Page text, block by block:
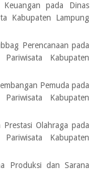
Keuangan pada Dinas
Kabupaten Lampung
Perencanaan pada
Kabupaten
Pemuda pada
Kabupaten
Prestasi Olahraga pada
Kabupaten
Produksi dan Sarana